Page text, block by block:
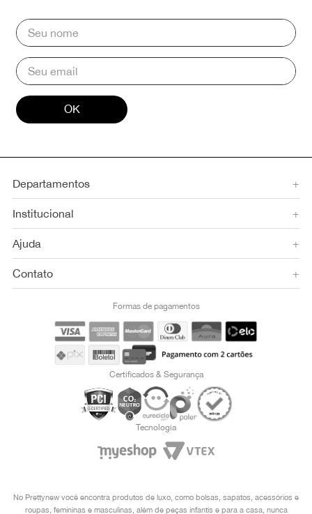
OK
Departamentos +
Institucional +
Ajuda +
Contato +
Formas de pagamentos
Certificados & Segurança
Tecnologia
No Prettynew você encontra produtos de luxo, como bolsas, sapatos, acessórios e
roupas, femininas e masculinas, além de peças infantis e para a casa, nunca